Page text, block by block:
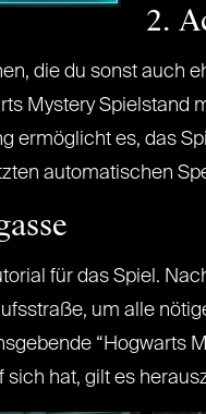
2.
die du sonst auch
Mystery Spielstand
ermöglicht es, das
automatischen
für das Spiel.
um alle
“Hogwarts
sich hat, gilt es